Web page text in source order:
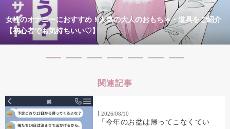
女性のオナニーにおすすめ！人気の大人のおもちゃ・道具をご紹介
【初心者でも気持ちいい♡】
関連記事
2026/08/10
「今年のお盆は帰ってこなくてい